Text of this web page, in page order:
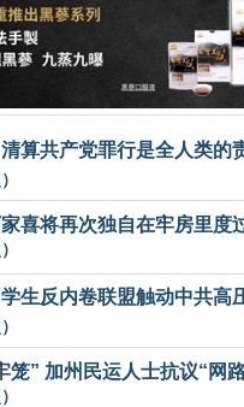
算共产党罪行是全人类的
喜将再次独自在牢房里度
生反内卷联盟触动中共高
笼” 加州民运人士抗议“网